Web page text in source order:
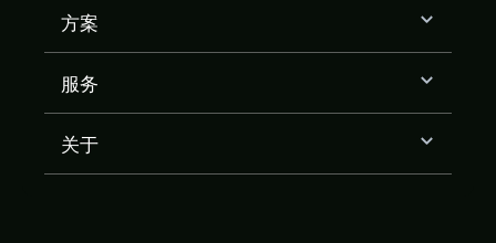
方案
服务
关于